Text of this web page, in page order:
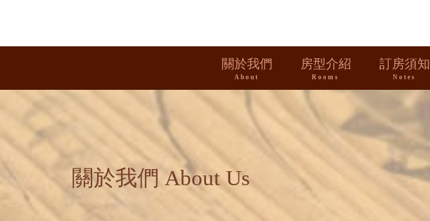
關於我們
About
房型介紹
Rooms
訂房須知
Notes
關於我們 About Us